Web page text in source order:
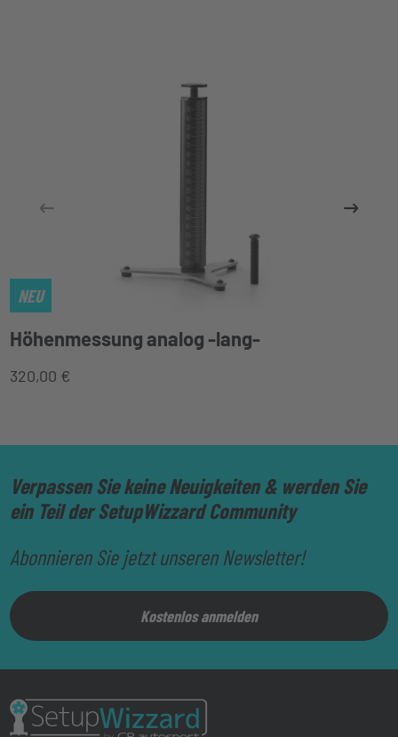
NEU
Höhenmessung analog -lang-
320,00 €
Verpassen Sie keine Neuigkeiten & werden Sie
ein Teil der SetupWizzard Community
Abonnieren Sie jetzt unseren Newsletter!
Kostenlos anmelden